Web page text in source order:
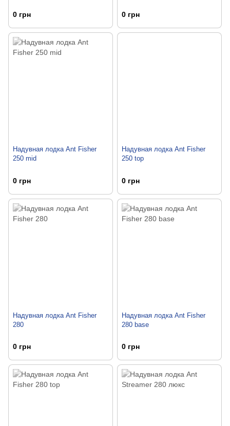
0 грн 0 грн
Надувная лодка Ant Fisher
250 mid
0 грн
Надувная лодка Ant Fisher
250 top
0 грн
Надувная лодка Ant Fisher
280
0 грн
Надувная лодка Ant Fisher
280 base
0 грн